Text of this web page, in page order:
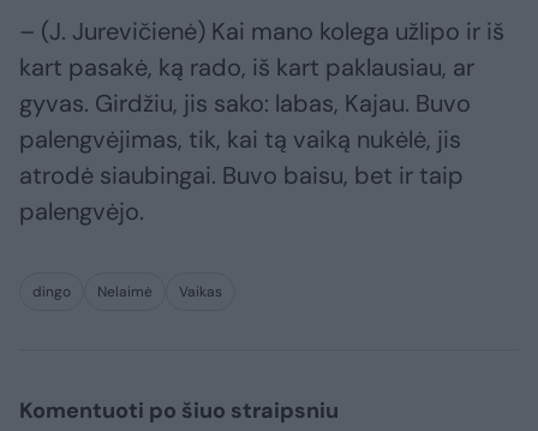
– (J. Jurevičienė) Kai mano kolega užlipo ir iš
kart pasakė, ką rado, iš kart paklausiau, ar
gyvas. Girdžiu, jis sako: labas, Kajau. Buvo
palengvėjimas, tik, kai tą vaiką nukėlė, jis
atrodė siaubingai. Buvo baisu, bet ir taip
palengvėjo.
dingo Nelaimė Vaikas
Komentuoti po šiuo straipsniu